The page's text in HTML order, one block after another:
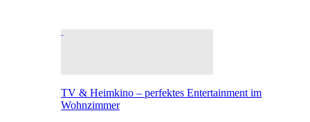
TV & Heimkino – perfektes Entertainment im
Wohnzimmer